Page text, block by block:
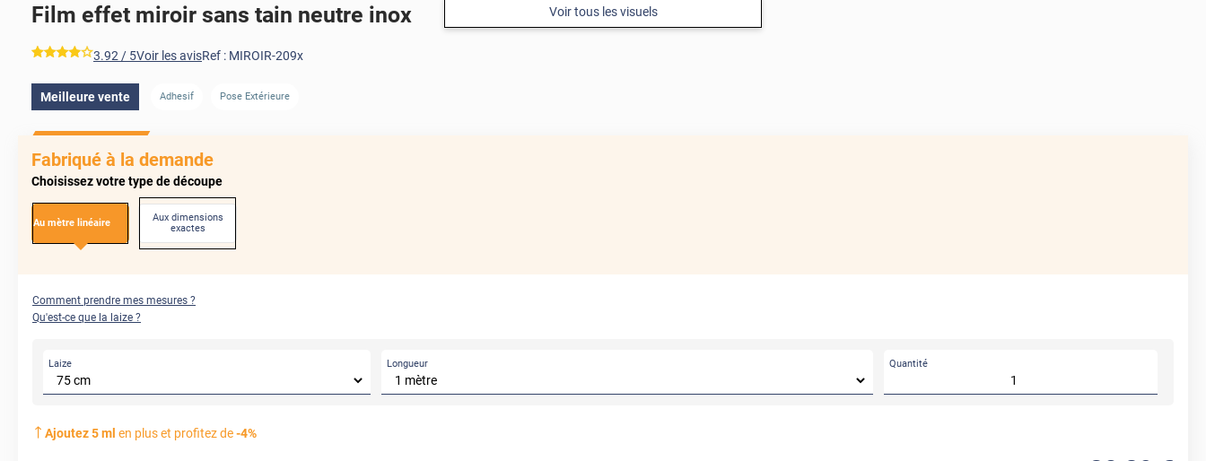
Voir tous les visuels
Film effet miroir sans tain neutre inox
*****3.92 / 5Voir les avisRef : MIROIR-209x
Meilleure vente Adhesif Pose Extérieure
Fabriqué à la demande
Choisissez votre type de découpe
Au mètre linéaire
Aux dimensions
exactes
Comment prendre mes mesures ?
Qu'est-ce que la laize ?
Laize Longueur Quantité
Ajoutez5ml en plus et profitez de-4%